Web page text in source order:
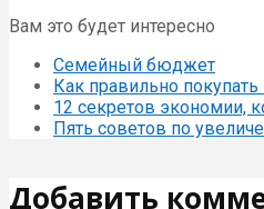
Вам это будет интересно
Семейный бюджет
Как правильно
12 секретов экономии,
Пять советов по
Добавить